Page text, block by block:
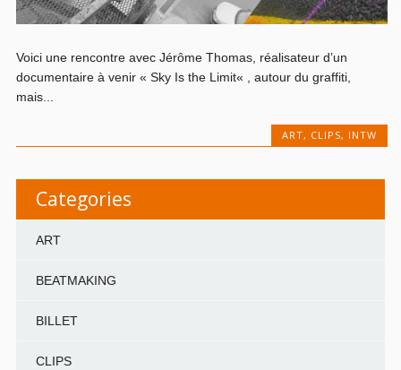
Voici une rencontre avec Jérôme Thomas, réalisateur d’un
documentaire à venir « Sky Is the Limit« , autour du graffiti,
mais...
ART, CLIPS, INTW
Categories
ART
BEATMAKING
BILLET
CLIPS